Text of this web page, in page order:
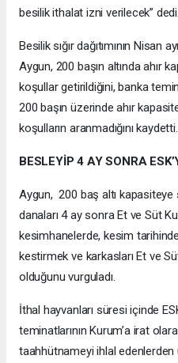
besilik ithalat izni verilecek” dedi.
Besilik sığır dağıtımının Nisan
Aygun, 200 başın altında ahır
koşullar getirildiğini, banka
200 başın üzerinde ahır
koşulların aranmadığını kaydetti.
BESLEYİP 4 AY SONRA
Aygun, 200 baş altı
danaları 4 ay sonra Et ve Süt
kesimhanelerde, kesim
kestirmek ve karkasları Et ve
olduğunu vurguladı.
İthal hayvanları süresi içinde
teminatlarının Kurum’a irat
taahhütnameyi ihlal